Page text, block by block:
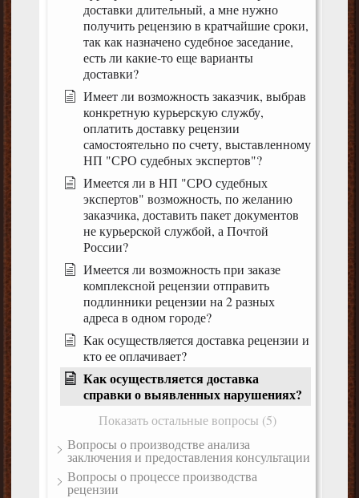
доставки длительный, а мне нужно
получить рецензию в кратчайшие сроки,
так как назначено судебное заседание,
есть ли какие-то еще варианты
доставки?
Имеет ли возможность заказчик, выбрав
конкретную курьерскую службу,
оплатить доставку рецензии
самостоятельно по счету, выставленному
НП "СРО судебных экспертов"?
Имеется ли в НП "СРО судебных
экспертов" возможность, по желанию
заказчика, доставить пакет документов
не курьерской службой, а Почтой
России?
Имеется ли возможность при заказе
комплексной рецензии отправить
подлинники рецензии на 2 разных
адреса в одном городе?
Как осуществляется доставка рецензии и
кто ее оплачивает?
Как осуществляется доставка
справки о выявленных нарушениях?
Показать остальные вопросы (5)
Вопросы о производстве анализа
заключения и предоставления консультации
Вопросы о процессе производства
рецензии